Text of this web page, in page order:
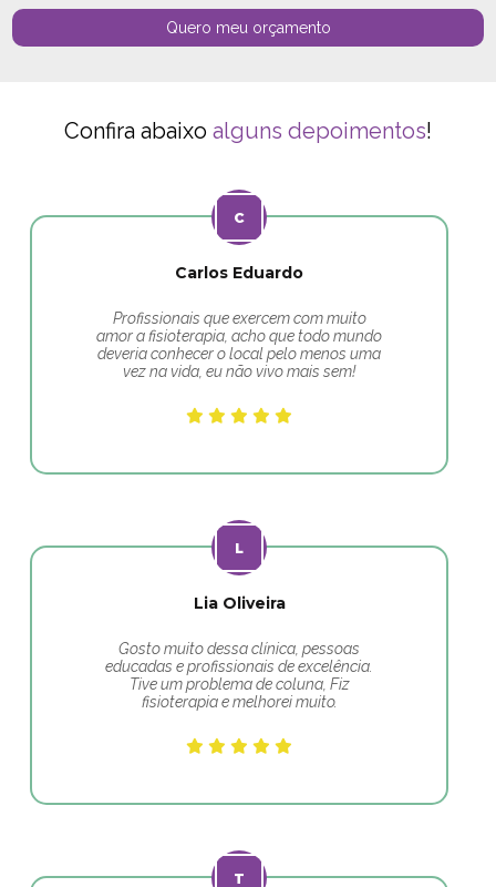
Quero meu orçamento
Confira abaixo alguns depoimentos!
Carlos Eduardo
Profissionais que exercem com muito
amor a fisioterapia, acho que todo mundo
deveria conhecer o local pelo menos uma
vez na vida, eu não vivo mais sem!
Lia Oliveira
Gosto muito dessa clínica, pessoas
educadas e profissionais de excelência.
Tive um problema de coluna, Fiz
fisioterapia e melhorei muito.